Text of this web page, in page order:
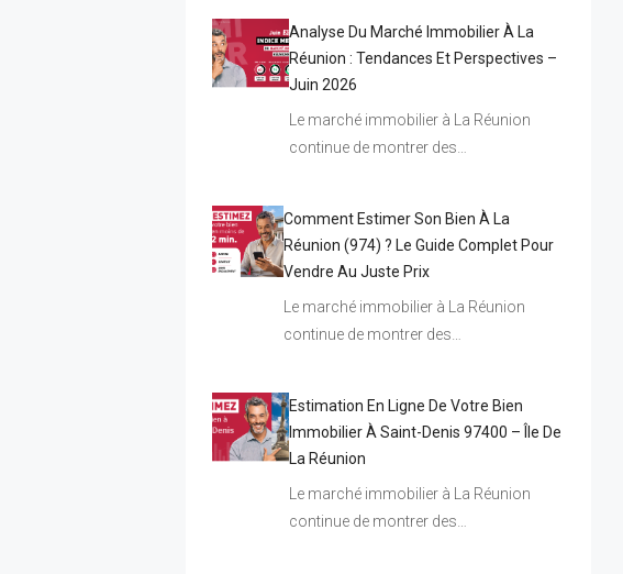
Analyse Du Marché Immobilier À La
Réunion : Tendances Et Perspectives –
Juin 2026
Le marché immobilier à La Réunion
continue de montrer des…
Comment Estimer Son Bien À La
Réunion (974) ? Le Guide Complet Pour
Vendre Au Juste Prix
Le marché immobilier à La Réunion
continue de montrer des…
Estimation En Ligne De Votre Bien
Immobilier À Saint-Denis 97400 – Île De
La Réunion
Le marché immobilier à La Réunion
continue de montrer des…